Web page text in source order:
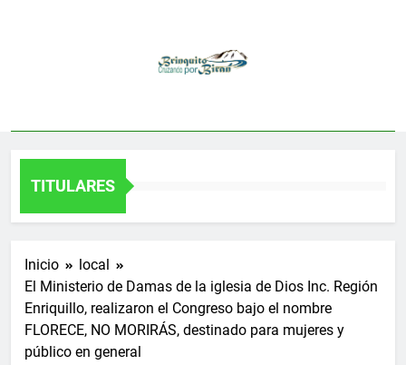
TITULARES
Inicio
local
El Ministerio de Damas de la iglesia de Dios Inc. Región
Enriquillo, realizaron el Congreso bajo el nombre
FLORECE, NO MORIRÁS, destinado para mujeres y
público en general